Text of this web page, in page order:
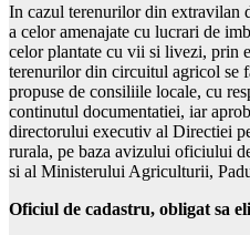
In cazul terenurilor din extravilan
a celor amenajate cu lucrari de
celor plantate cu vii si livezi, prin
terenurilor din circuitul agricol se
propuse de consiliile locale, cu
continutul documentatiei, iar
directorului executiv al Directiei
rurala, pe baza avizului oficiului
si al Ministerului Agriculturii,
Oficiul de cadastru, obligat sa